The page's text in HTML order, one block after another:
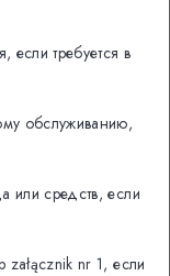
если требуется в
обслуживанию,
или средств, если
załącznik nr 1, если